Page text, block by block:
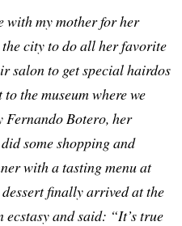
with my mother for her
city to do all her favorite
salon to get special hairdos
the museum where we
Fernando Botero, her
some shopping and
with a tasting menu at
finally arrived at the
and said: “It’s true